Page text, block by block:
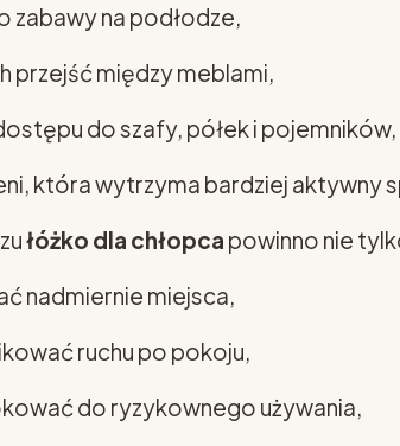
zabawy na podłodze,
przejść między meblami,
do szafy, półek i pojemników,
która wytrzyma bardziej aktywny
łóżko dla chłopca powinno nie
nadmiernie miejsca,
ruchu po pokoju,
do ryzykownego używania,